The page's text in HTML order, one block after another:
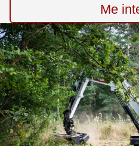
Me